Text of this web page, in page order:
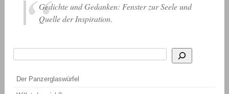
Gedichte und Gedanken: Fenster zur Seele und
Quelle der Inspiration.
Der Panzerglaswürfel